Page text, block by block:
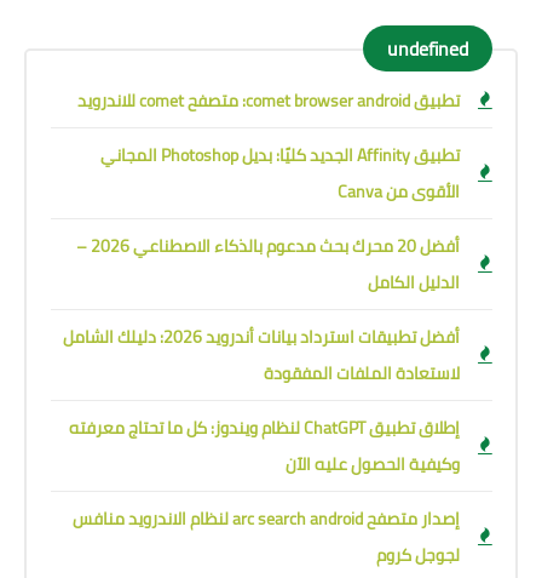
undefined
تطبيق comet browser android: متصفح comet للاندرويد
تطبيق Affinity الجديد كليًا: بديل Photoshop المجاني
الأقوى من Canva
أفضل 20 محرك بحث مدعوم بالذكاء الاصطناعي 2026 –
الدليل الكامل
أفضل تطبيقات استرداد بيانات أندرويد 2026: دليلك الشامل
لاستعادة الملفات المفقودة
إطلاق تطبيق ChatGPT لنظام ويندوز: كل ما تحتاج معرفته
وكيفية الحصول عليه الآن
إصدار متصفح arc search android لنظام الاندرويد منافس
لجوجل كروم